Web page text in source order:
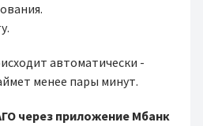
автоматически -
менее пары минут.
через приложение Мбанк